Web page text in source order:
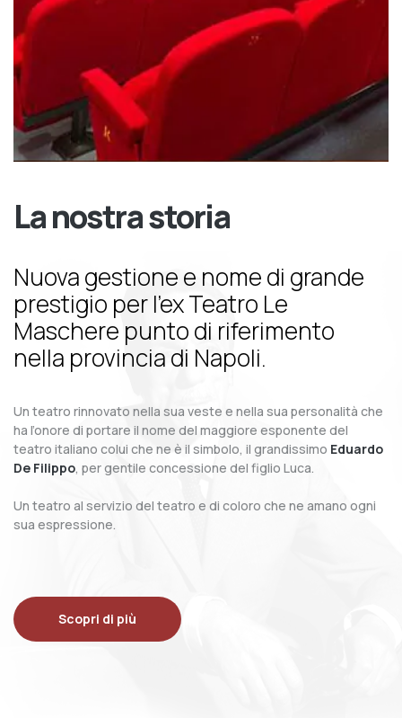
La nostra storia
Nuova gestione e nome di grande
prestigio per l’ex Teatro Le
Maschere punto di riferimento
nella provincia di Napoli.
Un teatro rinnovato nella sua veste e nella sua personalità che
ha l’onore di portare il nome del maggiore esponente del
teatro italiano colui che ne è il simbolo, il grandissimo Eduardo
De Filippo, per gentile concessione del figlio Luca.
Un teatro al servizio del teatro e di coloro che ne amano ogni
sua espressione.
Scopri di più